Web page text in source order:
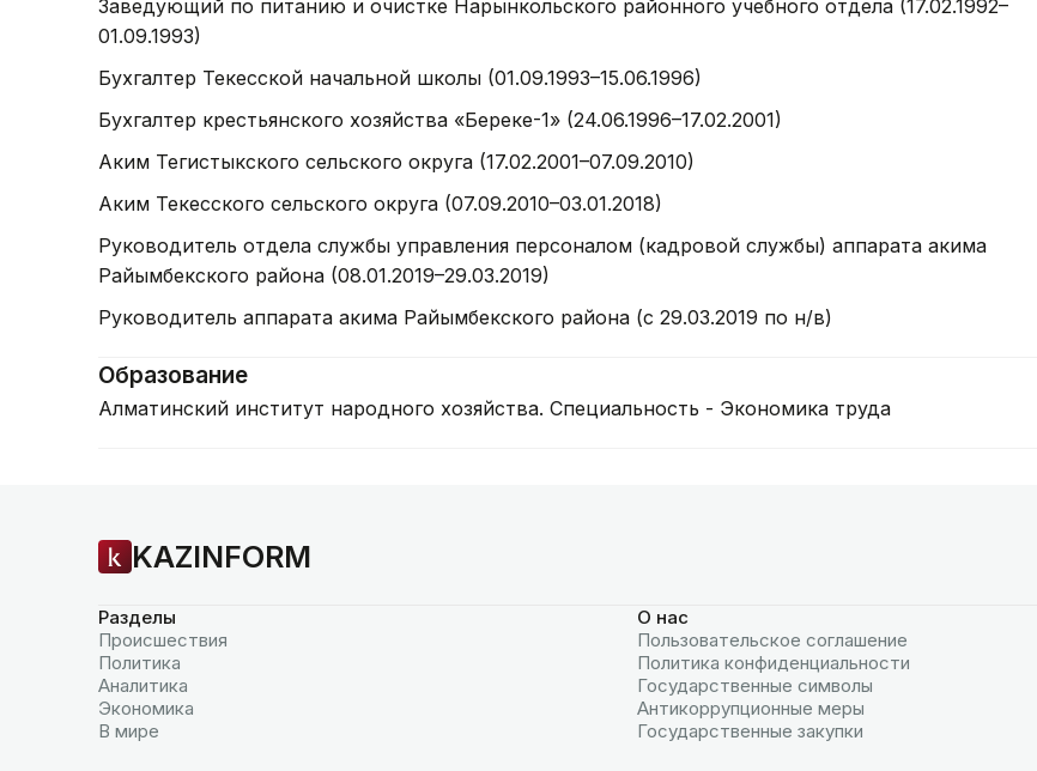
Заведующий по питанию и очистке Нарынкольского районного учебного отдела (17.02.1992–
01.09.1993)
Бухгалтер Текесской начальной школы (01.09.1993–15.06.1996)
Бухгалтер крестьянского хозяйства «Береке-1» (24.06.1996–17.02.2001)
Аким Тегистыкского сельского округа (17.02.2001–07.09.2010)
Аким Текесского сельского округа (07.09.2010–03.01.2018)
Руководитель отдела службы управления персоналом (кадровой службы) аппарата акима
Райымбекского района (08.01.2019–29.03.2019)
Руководитель аппарата акима Райымбекского района (с 29.03.2019 по н/в)
Образование
Алматинский институт народного хозяйства. Специальность - Экономика труда
KAZINFORM
Разделы
Происшествия
Политика
Аналитика
Экономика
В мире
О нас
Пользовательское соглашение
Политика конфиденциальности
Государственные символы
Антикоррупционные меры
Государственные закупки